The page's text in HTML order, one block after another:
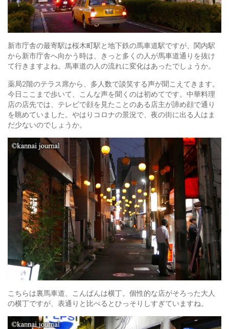
新市庁舎の最寄駅は桜木町駅と地下鉄の馬車道駅ですが、関内駅
から新市庁舎へ向かう時は、きっと多くの人が馬車道通りを抜け
て行きますよね。馬車道の人の流れに変化はあったでしょうか。
薬局2階のテラス席から、多人数で談笑する声が聞こえてきます。
今日ここまで歩いて、こんな声を聞くのは初めてです。中華料理
店の店先では、テレビで顔を見たことのある店主が諦め顔で通り
を眺めていました。やはりコロナの景況で、夜の街に出る人はま
だ少ないのでしょうか。
こちらは裏馬車道、こんばんは横丁。個性的な店がそろった大人
の横丁ですが、表通りと比べるとひっそりしすぎていますね。